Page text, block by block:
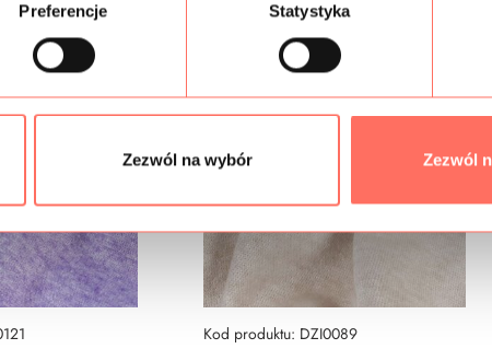
Preferencje Statystyka
Zezwól na wybór Zezwól
Kod produktu: DZI0089